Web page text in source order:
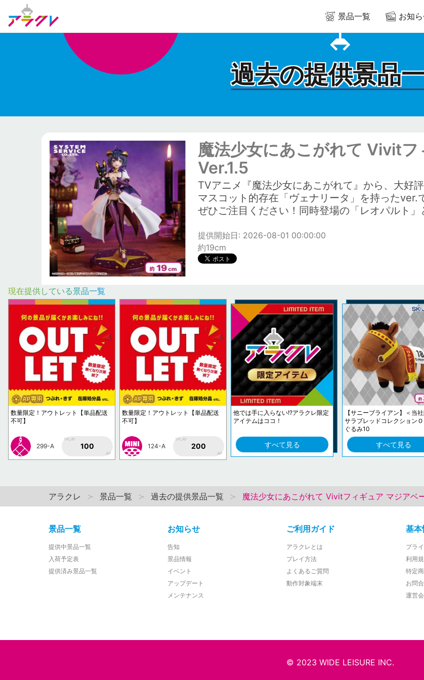
景品一覧 お知
過去の提供景品
魔法少女にあこがれて Vivit
Ver.1.5
TVアニメ『魔法少女にあこがれて』から、大好
マスコット的存在「ヴェナリータ」を持った
ぜひご注目ください！同時登場の「レオパルト
提供開始日: 2026-08-01 00:00:00
約19cm
現在提供している景品一覧
数量限定！アウトレット【単品配送
不可】
299-A
1PLAY
100
AP
数量限定！アウトレット【単品配送
不可】
124-A
1PLAY
200
AP
他では手に入らない!?アラクレ限定
アイテムはココ！
すべて見る
【サニーブライアン】＜当
サラブレッドコレクション
ぐるみ10
すべて見る
アラクレ 景品一覧 過去の提供景品一覧 魔法少女にあこがれて Vivitフィギュア マジアベ
景品一覧
提供中景品一覧
入荷予定表
提供済み景品一覧
お知らせ
告知
景品情報
イベント
アップデート
メンテナンス
ご利用ガイド
アラクレとは
プレイ方法
よくあるご質問
動作対象端末
基本
プラ
利用
特定
お問
運営
© 2023 WIDE LEISURE INC.